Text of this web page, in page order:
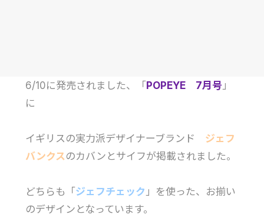
6/10に発売されました、「 POPEYE 7月号」
に
イギリスの実力派デザイナーブランド ジェフ
バンクスのカバンとサイフが掲載されました。
どちらも「 ジェフチェック 」を使った、お揃い
のデザインとなっています。